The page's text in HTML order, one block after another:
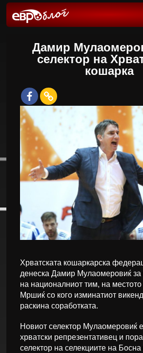
Дамир
селектор на
кошарка
Хрватската кошаркарска
денеска Дамир Мулаомеровиќ за
на националниот тим, на
Мршиќ со кого изминатиот
раскина соработката.
Новиот селектор Мулаомеровиќ
хрватски репрезентативец и
селектор на селекциите на